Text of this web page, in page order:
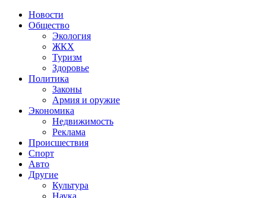
Новости
Общество
Экология
ЖКХ
Туризм
Здоровье
Политика
Законы
Армия и оружие
Экономика
Недвижимость
Реклама
Происшествия
Спорт
Авто
Другие
Культура
Наука